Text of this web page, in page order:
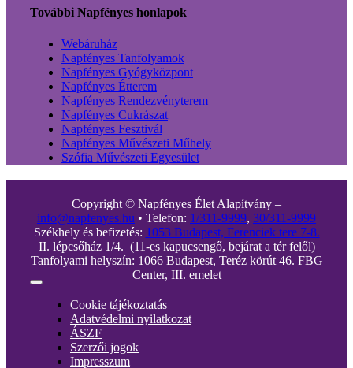
További Napfényes honlapok
Webáruház
Napfényes Tanfolyamok
Napfényes Gyógyközpont
Napfényes Étterem
Napfényes Rendezvényterem
Napfényes Cukrászat
Napfényes Fesztivál
Napfényes Művészeti Műhely
Szófia Művészeti Egyesület
Copyright © Napfényes Élet Alapítvány –
info@napfenyes.hu • Telefon: 1/311-9999, 30/311-9999
Székhely és befizetés: 1053 Budapest, Ferenciek tere 7-8.
II. lépcsőház 1/4. (11-es kapucsengő, bejárat a tér felől)
Tanfolyami helyszín: 1066 Budapest, Teréz körút 46. FBG
Center, III. emelet
Toggle
NavigationCookie tájékoztatás
Adatvédelmi nyilatkozat
ÁSZF
Szerzői jogok
Impresszum